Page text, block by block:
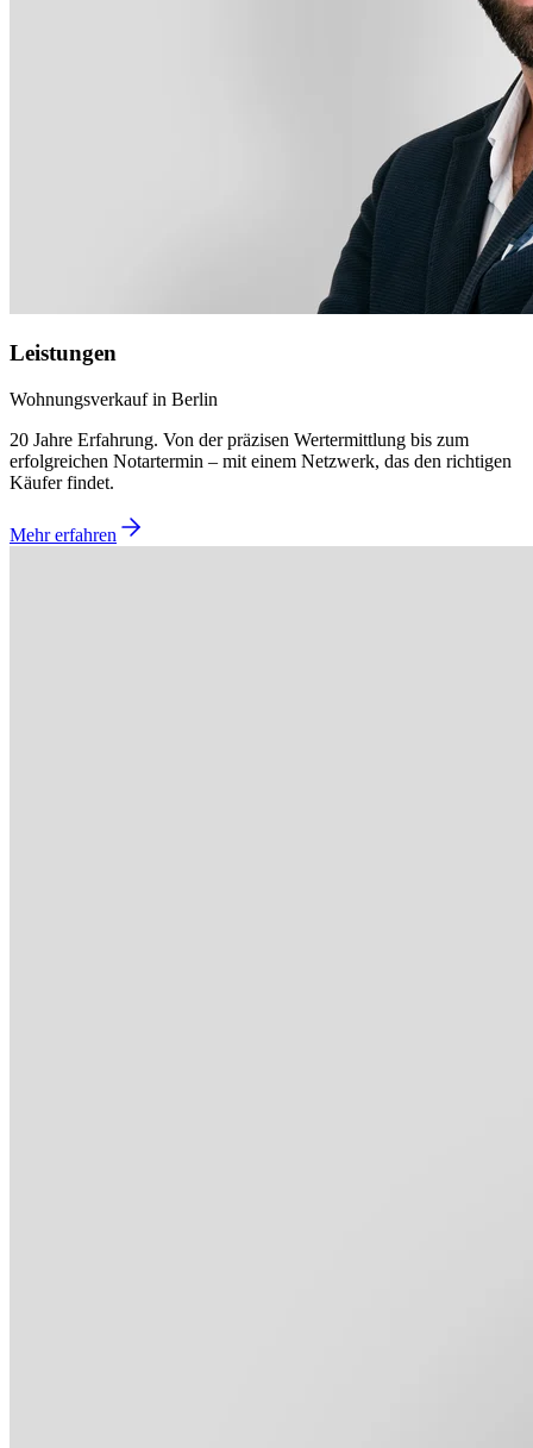
Leistungen
Wohnungsverkauf in Berlin
20 Jahre Erfahrung. Von der präzisen Wertermittlung bis zum
erfolgreichen Notartermin – mit einem Netzwerk, das den richtigen
Käufer findet.
Mehr erfahren